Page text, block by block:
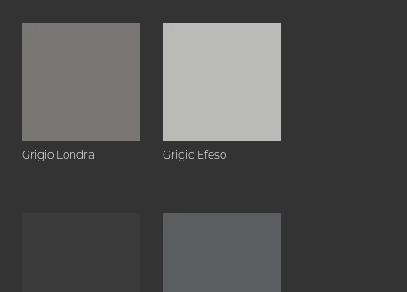
Grigio Londra Grigio Efeso